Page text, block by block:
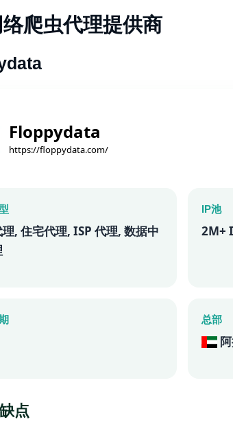
爬虫代理提供商
Floppydata
https://floppydata.com/
, 住宅代理, ISP 代理, 数据中
IP池
2M+
总部
阿
点